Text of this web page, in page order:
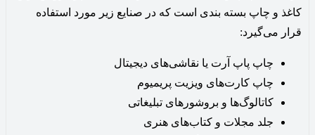
کاغذ و چاپ بسته بندی است که در صنایع زیر مورد استفاده
قرار می‌گیرد:
چاپ پاپ آرت یا نقاشی‌های دیجیتال
چاپ کارت‌های ویزیت پریمیوم
کاتالوگ‌ها و بروشورهای تبلیغاتی
جلد مجلات و کتاب‌های هنری